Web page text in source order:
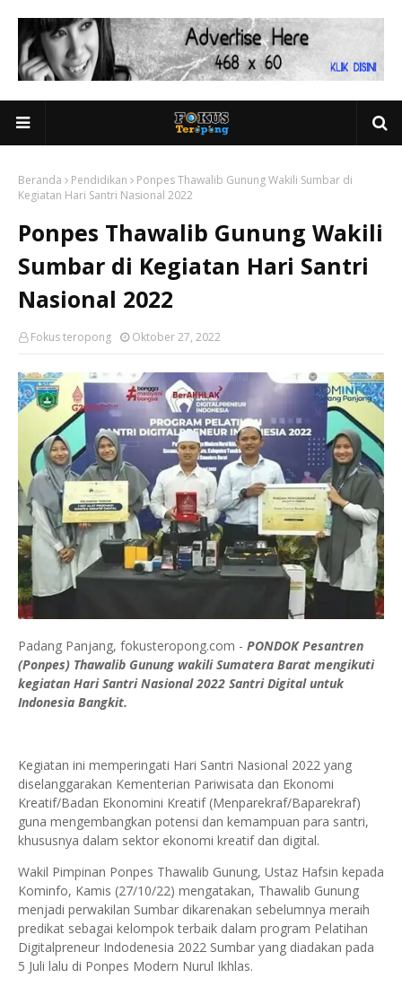
Beranda Pendidikan
Ponpes Thawalib Gunung Wakili Sumbar di
Kegiatan Hari Santri Nasional 2022
Ponpes Thawalib Gunung Wakili
Sumbar di Kegiatan Hari Santri
Nasional 2022
Fokus teropong Oktober 27, 2022
Padang Panjang, fokusteropong.com - PONDOK Pesantren
(Ponpes) Thawalib Gunung wakili Sumatera Barat mengikuti
kegiatan Hari Santri Nasional 2022 Santri Digital untuk
Indonesia Bangkit.
Kegiatan ini memperingati Hari Santri Nasional 2022 yang
diselanggarakan Kementerian Pariwisata dan Ekonomi
Kreatif/Badan Ekonomini Kreatif (Menparekraf/Baparekraf)
guna mengembangkan potensi dan kemampuan para santri,
khususnya dalam sektor ekonomi kreatif dan digital.
Wakil Pimpinan Ponpes Thawalib Gunung, Ustaz Hafsin kepada
Kominfo, Kamis (27/10/22) mengatakan, Thawalib Gunung
menjadi perwakilan Sumbar dikarenakan sebelumnya meraih
predikat sebagai kelompok terbaik dalam program Pelatihan
Digitalpreneur Indodenesia 2022 Sumbar yang diadakan pada
5 Juli lalu di Ponpes Modern Nurul Ikhlas.